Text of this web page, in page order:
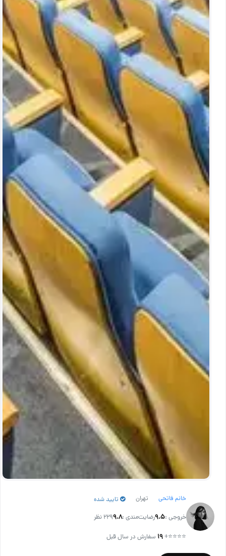
خانم فاتحی تهران تایید شده
خروجی :۹.۵رضایت‌مندی :۹.۸229 نظر
⭐⭐⭐⭐
+۱۹ سفارش در سال قبل